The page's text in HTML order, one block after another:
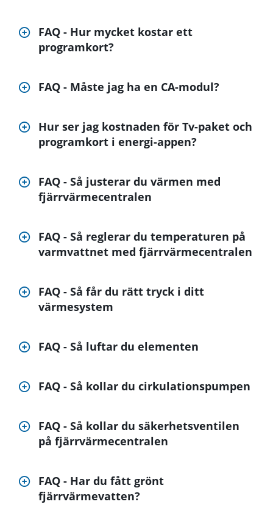
FAQ - Hur mycket kostar ett
programkort?
FAQ - Måste jag ha en CA-modul?
Hur ser jag kostnaden för Tv-paket och
programkort i energi-appen?
FAQ - Så justerar du värmen med
fjärrvärmecentralen
FAQ - Så reglerar du temperaturen på
varmvattnet med fjärrvärmecentralen
FAQ - Så får du rätt tryck i ditt
värmesystem
FAQ - Så luftar du elementen
FAQ - Så kollar du cirkulationspumpen
FAQ - Så kollar du säkerhetsventilen
på fjärrvärmecentralen
FAQ - Har du fått grönt
fjärrvärmevatten?